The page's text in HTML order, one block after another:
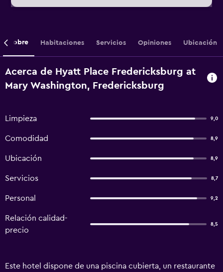
Sobre Habitaciones Servicios Opiniones Ubicación
Acerca de Hyatt Place Fredericksburg at
Mary Washington, Fredericksburg
Limpieza 9,0
Comodidad 8,9
Ubicación 8,9
Servicios 8,7
Personal 9,2
Relación calidad-
precio
8,5
Este hotel dispone de una piscina cubierta, un restaurante